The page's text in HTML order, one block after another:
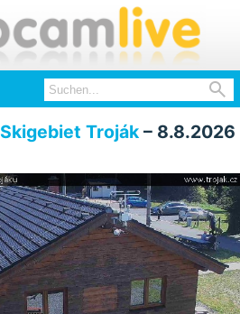

Skigebiet Troják – 8.8.2026